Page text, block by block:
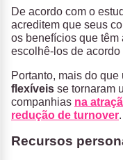
De acordo com o
acreditem que seus
os benefícios que
escolhê-los de
Portanto, mais do
flexíveis se tornaram
companhias na
redução de turnover.
Recursos